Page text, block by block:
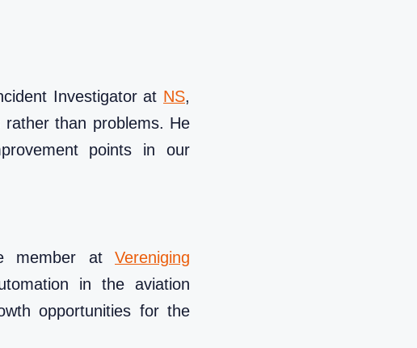
Investigator at NS,
rather than problems. He
points in our
member at Vereniging
in the aviation
opportunities for the